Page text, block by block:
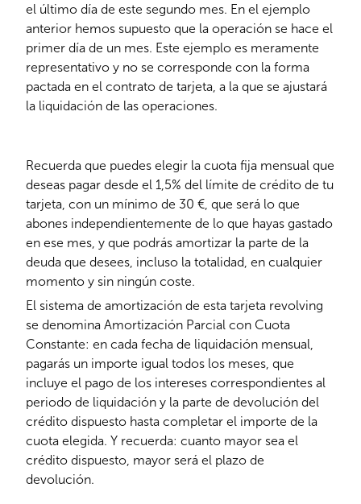
el último día de este segundo mes. En el ejemplo
anterior hemos supuesto que la operación se hace el
primer día de un mes. Este ejemplo es meramente
representativo y no se corresponde con la forma
pactada en el contrato de tarjeta, a la que se ajustará
la liquidación de las operaciones.
Recuerda que puedes elegir la cuota fija mensual que
deseas pagar desde el 1,5% del límite de crédito de tu
tarjeta, con un mínimo de 30 €, que será lo que
abones independientemente de lo que hayas gastado
en ese mes, y que podrás amortizar la parte de la
deuda que desees, incluso la totalidad, en cualquier
momento y sin ningún coste.
El sistema de amortización de esta tarjeta revolving
se denomina Amortización Parcial con Cuota
Constante: en cada fecha de liquidación mensual,
pagarás un importe igual todos los meses, que
incluye el pago de los intereses correspondientes al
periodo de liquidación y la parte de devolución del
crédito dispuesto hasta completar el importe de la
cuota elegida. Y recuerda: cuanto mayor sea el
crédito dispuesto, mayor será el plazo de
devolución.